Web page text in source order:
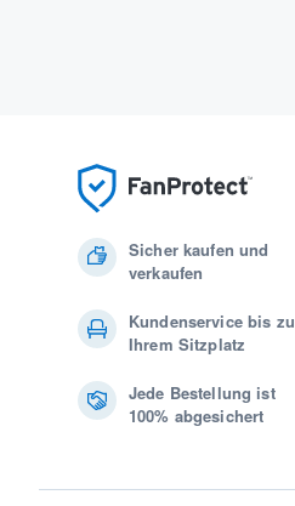
Sicher kaufen und
verkaufen
Kundenservice bis zu
Ihrem Sitzplatz
Jede Bestellung ist
100% abgesichert